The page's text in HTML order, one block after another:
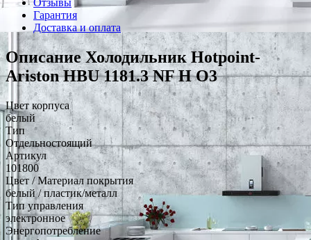
Отзывы
Гарантия
Доставка и оплата
Описание Холодильник Hotpoint-
Ariston HBU 1181.3 NF H O3
Цвет корпуса
белый
Тип
Отдельностоящий
Артикул
101800
Цвет / Материал покрытия
белый / пластик/металл
Тип управления
электронное
Энергопотребление